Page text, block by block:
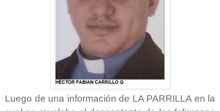
Luego de una información de LA PARRILLA en la